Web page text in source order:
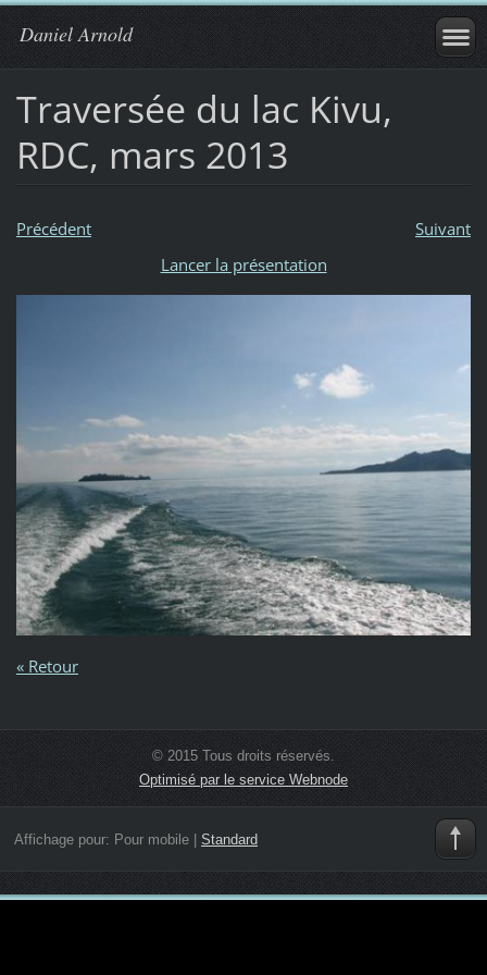
Daniel Arnold
Traversée du lac Kivu,
RDC, mars 2013
Précédent
Suivant
Lancer la présentation
« Retour
© 2015 Tous droits réservés.
Optimisé par le service Webnode
Affichage pour: Pour mobile| Standard